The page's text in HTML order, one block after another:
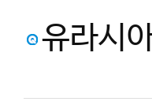
유라시아를